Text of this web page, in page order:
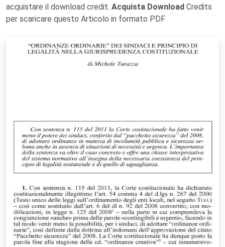
acquistare il download credit. Acquista Download Credits
per scaricare questo Articolo in formato PDF